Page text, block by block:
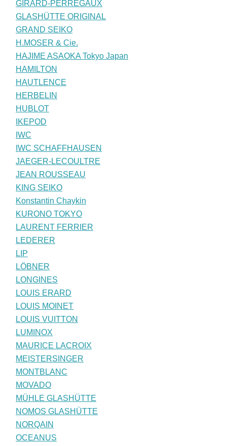
GIRARD-PERREGAUX
GLASHÜTTE ORIGINAL
GRAND SEIKO
H.MOSER & Cie.
HAJIME ASAOKA Tokyo Japan
HAMILTON
HAUTLENCE
HERBELIN
HUBLOT
IKEPOD
IWC
IWC SCHAFFHAUSEN
JAEGER-LECOULTRE
JEAN ROUSSEAU
KING SEIKO
Konstantin Chaykin
KURONO TOKYO
LAURENT FERRIER
LEDERER
LIP
LÖBNER
LONGINES
LOUIS ERARD
LOUIS MOINET
LOUIS VUITTON
LUMINOX
MAURICE LACROIX
MEISTERSINGER
MONTBLANC
MOVADO
MÜHLE GLASHÜTTE
NOMOS GLASHÜTTE
NORQAIN
OCEANUS